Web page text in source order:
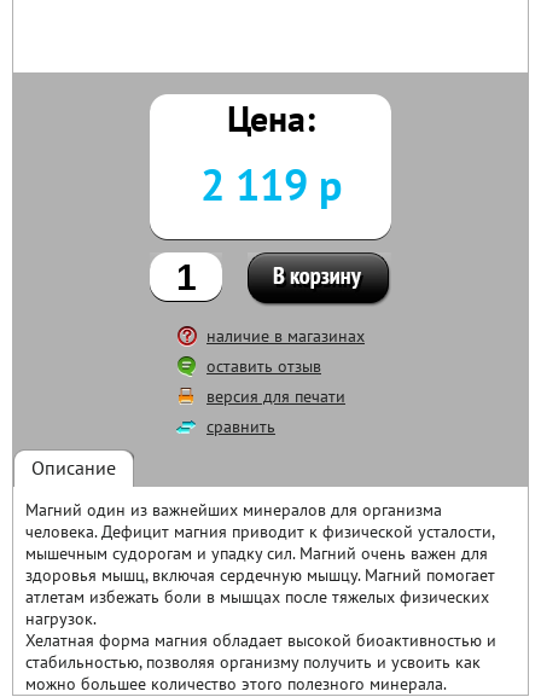
Цена:
2 119 р
наличие в магазинах
оставить отзыв
версия для печати
сравнить
Описание
Магний один из важнейших минералов для организма
человека. Дефицит магния приводит к физической усталости,
мышечным судорогам и упадку сил. Магний очень важен для
здоровья мышц, включая сердечную мышцу. Магний помогает
атлетам избежать боли в мышцах после тяжелых физических
нагрузок.
Хелатная форма магния обладает высокой биоактивностью и
стабильностью, позволяя организму получить и усвоить как
можно большее количество этого полезного минерала.